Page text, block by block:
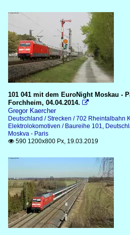
101 041 mit dem EuroNight Moskau -
Forchheim, 04.04.2014. 
Gregor Kaercher
Deutschland / Strecken / 702 Rheintalbahn
Elektrolokomotiven / Baureihe 101,
Moskva - Paris
 590 1200x800 Px, 19.03.2019